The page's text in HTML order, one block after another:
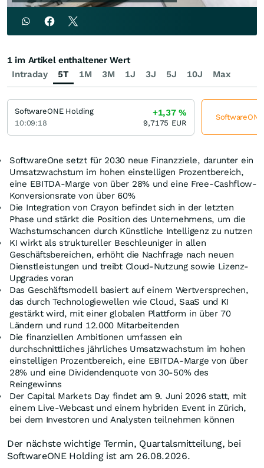
SoftwareOne setzt für 2030 neue Finanzziele, darunter ein
Umsatzwachstum im hohen einstelligen Prozentbereich,
eine EBITDA-Marge von über 28% und eine Free-Cashflow-
Konversionsrate von über 60%
Die Integration von Crayon befindet sich in der letzten
Phase und stärkt die Position des Unternehmens, um die
Wachstumschancen durch Künstliche Intelligenz zu nutzen
KI wirkt als struktureller Beschleuniger in allen
Geschäftsbereichen, erhöht die Nachfrage nach neuen
Dienstleistungen und treibt Cloud-Nutzung sowie Lizenz-
Upgrades voran
Das Geschäftsmodell basiert auf einem Wertversprechen,
das durch Technologiewellen wie Cloud, SaaS und KI
gestärkt wird, mit einer globalen Plattform in über 70
Ländern und rund 12.000 Mitarbeitenden
Die finanziellen Ambitionen umfassen ein
durchschnittliches jährliches Umsatzwachstum im hohen
einstelligen Prozentbereich, eine EBITDA-Marge von über
28% und eine Dividendenquote von 30-50% des
Reingewinns
Der Capital Markets Day findet am 9. Juni 2026 statt, mit
einem Live-Webcast und einem hybriden Event in Zürich,
bei dem Investoren und Analysten teilnehmen können
Der nächste wichtige Termin, Quartalsmitteilung, bei
SoftwareONE Holding ist am 26.08.2026.
Intraday 5T 1M 3M 1J 3J 5J 10J Max
1 im Artikel enthaltener Wert
SoftwareONE Holding
10:09:18
+1,37%
9,7175 EUR